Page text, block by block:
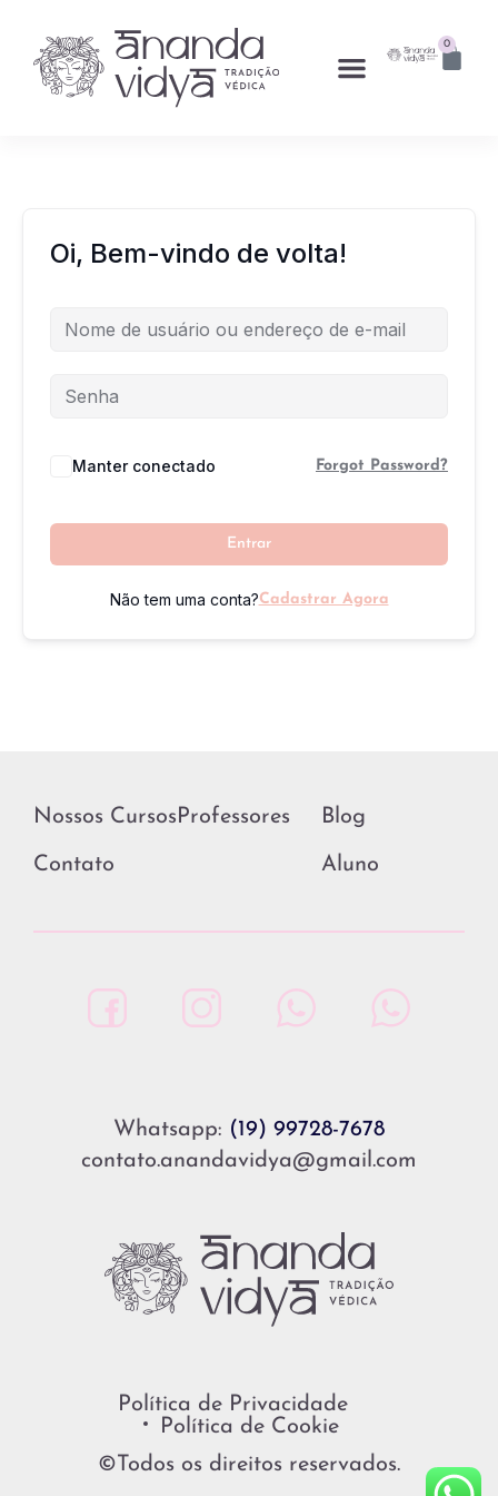
0
Oi, Bem-vindo de volta!
Manter conectado Forgot Password?
Entrar
Não tem uma conta?Cadastrar Agora
Whatsapp: (19) 99728-7678
contato.anandavidya@gmail.com
Política de Privacidade
Política de Cookie
©Todos os direitos reservados.
Nossos CursosProfessores Blog
Contato Aluno